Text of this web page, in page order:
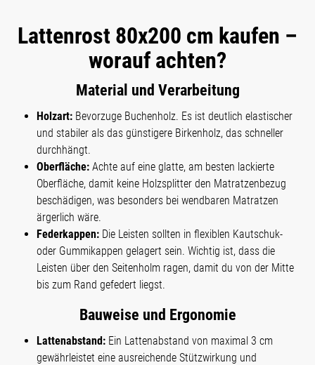
Lattenrost 80x200 cm kaufen –
worauf achten?
Material und Verarbeitung
Holzart: Bevorzuge Buchenholz. Es ist deutlich elastischer
und stabiler als das günstigere Birkenholz, das schneller
durchhängt.
Oberfläche: Achte auf eine glatte, am besten lackierte
Oberfläche, damit keine Holzsplitter den Matratzenbezug
beschädigen, was besonders bei wendbaren Matratzen
ärgerlich wäre.
Federkappen: Die Leisten sollten in flexiblen Kautschuk-
oder Gummikappen gelagert sein. Wichtig ist, dass die
Leisten über den Seitenholm ragen, damit du von der Mitte
bis zum Rand gefedert liegst.
Bauweise und Ergonomie
Lattenabstand: Ein Lattenabstand von maximal 3 cm
gewährleistet eine ausreichende Stützwirkung und